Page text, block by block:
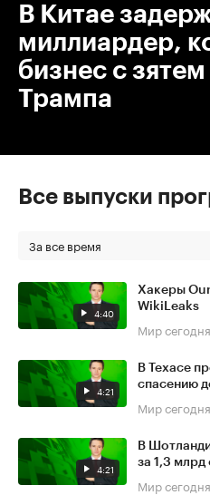
В Китае
миллиардер,
бизнес с
Трампа
Все выпуски
За все время
4:40
Хакеры
WikiLeaks
Мир сегодня
4:21
В Техасе
спасению
Мир сегодня
4:21
В
за 1,3 млрд
Мир сегодня